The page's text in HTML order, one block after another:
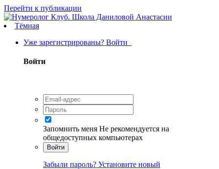
Перейти к публикации
Тёмная
Уже зарегистрированы? Войти
Войти
Запомнить меня Не рекомендуется на
общедоступных компьютерах
Войти
Забыли пароль? Установите новый